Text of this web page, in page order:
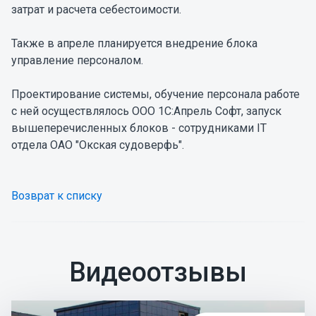
затрат и расчета себестоимости.
Также в апреле планируется внедрение блока
управление персоналом.
Проектирование системы, обучение персонала работе
с ней осуществлялось ООО 1С:Апрель Софт, запуск
вышеперечисленных блоков - сотрудниками IT
отдела ОАО "Окская судоверфь".
Возврат к списку
Видеоотзывы